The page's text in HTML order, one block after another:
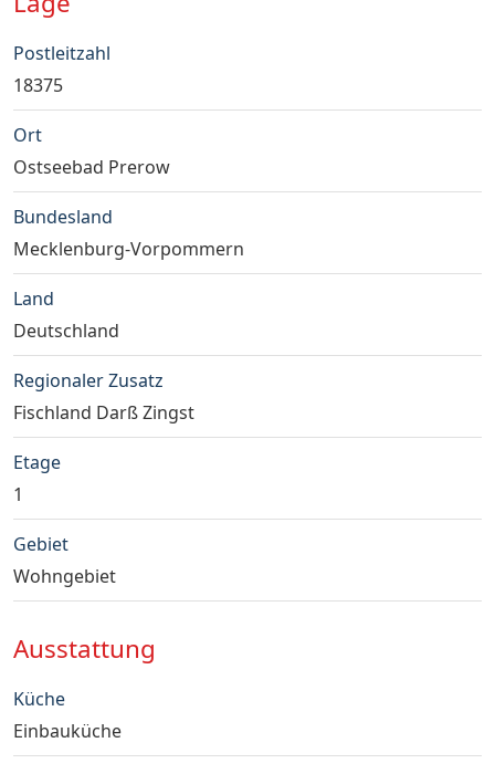
Postleitzahl
18375
Ort
Ostseebad Prerow
Bundesland
Mecklenburg-Vorpommern
Land
Deutschland
Regionaler Zusatz
Fischland Darß Zingst
Etage
1
Gebiet
Wohngebiet
Ausstattung
Küche
Einbauküche